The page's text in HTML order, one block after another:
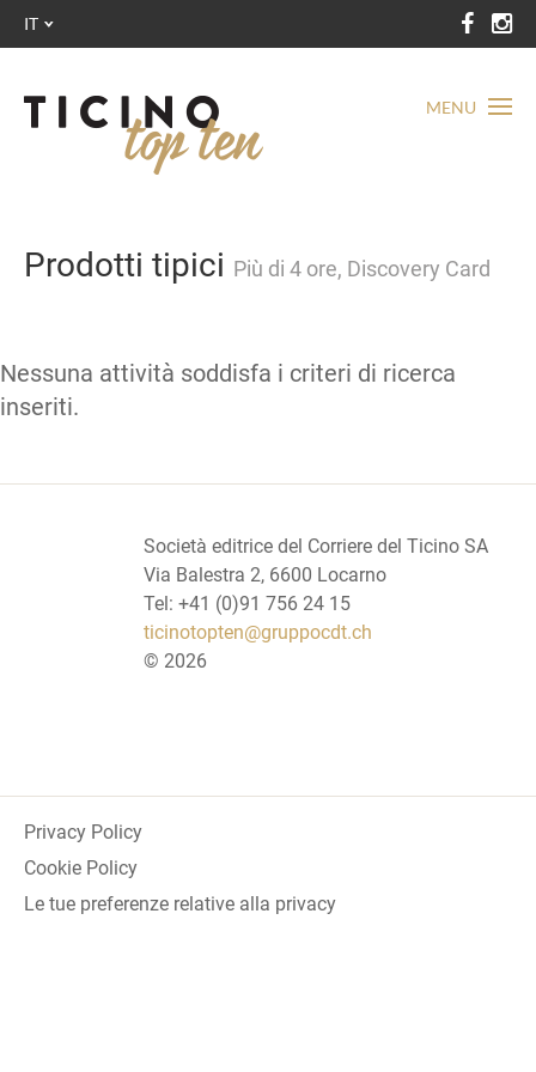
MENU
IT
Prodotti tipici Più di 4 ore, Discovery Card
Nessuna attività soddisfa i criteri di ricerca
inseriti.
Società editrice del Corriere del Ticino SA
Via Balestra 2, 6600 Locarno
Tel: +41 (0)91 756 24 15
ticinotopten@gruppocdt.ch
© 2026
Privacy Policy
Cookie Policy
Le tue preferenze relative alla privacy